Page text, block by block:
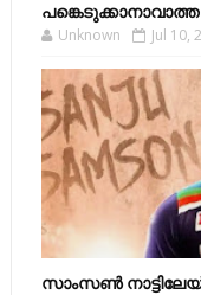
Unknown Jul 10,
സാംസണ്‍